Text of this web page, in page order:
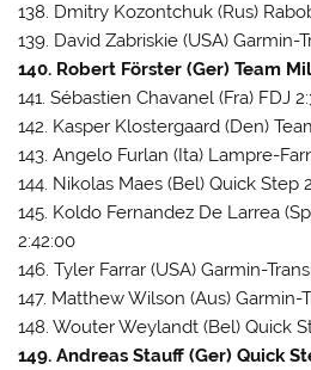
138. Dmitry Kozontchuk (Rus)
139. David Zabriskie (USA) Garmin-
140. Robert Förster (Ger) Team
141. Sébastien Chavanel (Fra) FDJ
142. Kasper Klostergaard (Den)
143. Angelo Furlan (Ita) Lampre-
144. Nikolas Maes (Bel) Quick Step
145. Koldo Fernandez De Larrea
2:42:00
146. Tyler Farrar (USA) Garmin-
147. Matthew Wilson (Aus) Garmin-
148. Wouter Weylandt (Bel) Quick
149. Andreas Stauff (Ger) Quick